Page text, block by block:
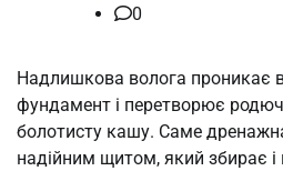
0
Надлишкова волога проникає
фундамент і перетворює
болотисту кашу. Саме
надійним щитом, який збирає і